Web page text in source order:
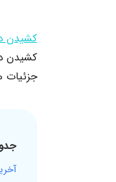
کشیدن
کشیدن
جزئیات هزینه های